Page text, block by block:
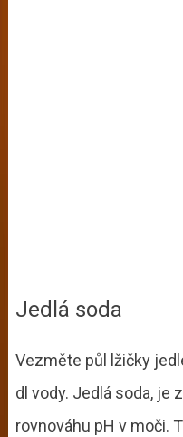
Jedlá soda
Vezměte půl lžičky
dl vody. Jedlá soda, je
rovnováhu pH v moči.